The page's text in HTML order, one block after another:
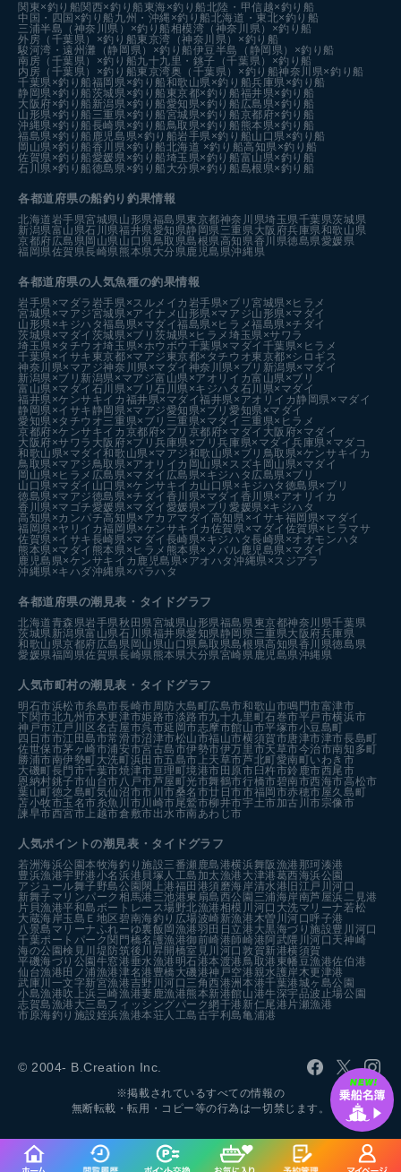
関東×釣り船関西×釣り船 東海×釣り船北陸・甲信越×釣り船
中国・四国×釣り船 九州・沖縄×釣り船北海道・東北×釣り船
三浦半島（神奈川県）×釣り船相模湾（神奈川県）×釣り船
外房（千葉県）×釣り船東京湾（神奈川県）×釣り船
駿河湾・遠州灘（静岡県）×釣り船伊豆半島（静岡県）×釣り船
南房（千葉県）×釣り船九十九里・銚子（千葉県）×釣り船
内房（千葉県）×釣り船東京湾奥（千葉県）×釣り船神奈川県×釣り船
千葉県×釣り船福岡県×釣り船和歌山県×釣り船兵庫県×釣り船
静岡県×釣り船茨城県×釣り船 東京都×釣り船福井県×釣り船
大阪府×釣り船 新潟県×釣り船愛知県×釣り船 広島県×釣り船
山形県×釣り船 三重県×釣り船宮城県×釣り船京都府×釣り船
沖縄県×釣り船長崎県×釣り船鳥取県×釣り船 熊本県×釣り船
福島県×釣り船 鹿児島県×釣り船岩手県×釣り船山口県×釣り船
岡山県×釣り船香川県×釣り船北海道 ×釣り船高知県×釣り船
佐賀県×釣り船愛媛県×釣り船埼玉県×釣り船富山県×釣り船
石川県×釣り船徳島県×釣り船 大分県×釣り船島根県×釣り船
各都道府県の船釣り釣果情報
北海道岩手県宮城県山形県福島県東京都神奈川県埼玉県千葉県茨城県
新潟県富山県石川県福井県愛知県静岡県三重県大阪府兵庫県和歌山県
京都府広島県岡山県山口県鳥取県島根県高知県香川県徳島県愛媛県
福岡県佐賀県長崎県熊本県大分県鹿児島県沖縄県
各都道府県の人気魚種の釣果情報
岩手県×マダラ 岩手県×スルメイカ 岩手県×ブリ宮城県×ヒラメ
宮城県×マアジ宮城県×アイナメ 山形県×マアジ山形県×マダイ
山形県×キジハタ福島県×マダイ福島県×ヒラメ福島県×チダイ
茨城県×マダイ 茨城県×ブリ茨城県×ヒラメ埼玉県×サワラ
埼玉県×タチウオ埼玉県×ホウボウ 千葉県×マダイ 千葉県×ヒラメ
千葉県×イサキ 東京都×マアジ 東京都×タチウオ東京都×シロギス
神奈川県×マアジ神奈川県×マダイ 神奈川県×ブリ 新潟県×マダイ
新潟県×ブリ 新潟県×マアジ富山県×アオリイカ富山県×ブリ
富山県×マダイ 石川県×ブリ石川県×キジハタ 石川県×マダイ
福井県×ケンサキイカ 福井県×マダイ福井県×アオリイカ 静岡県×マダイ
静岡県×イサキ 静岡県×マアジ愛知県×ブリ愛知県×マダイ
愛知県×タチウオ三重県×ブリ 三重県×マダイ 三重県×ヒラメ
京都府×ケンサキイカ 京都府×ブリ 京都府×マダイ 大阪府×マダイ
大阪府×サワラ 大阪府×ブリ兵庫県×ブリ兵庫県×マダイ兵庫県×マダコ
和歌山県×マダイ和歌山県×マアジ和歌山県×ブリ 鳥取県×ケンサキイカ
鳥取県×マアジ鳥取県×アオリイカ 岡山県×スズキ 岡山県×マダイ
岡山県×ヒラメ 広島県×マダイ 広島県×キジハタ 広島県×ブリ
山口県×マダイ 山口県×ケンサキイカ 山口県×キジハタ 徳島県×ブリ
徳島県×マアジ徳島県×チダイ 香川県×マダイ 香川県×アオリイカ
香川県×マゴチ愛媛県×マダイ 愛媛県×ブリ愛媛県×キジハタ
高知県×カンパチ高知県×アカアマダイ 高知県×イサキ福岡県×マダイ
福岡県×ヤリイカ福岡県×ケンサキイカ 佐賀県×マダイ 佐賀県×ヒラマサ
佐賀県×イサキ長崎県×マダイ 長崎県×キジハタ長崎県×オオモンハタ
熊本県×マダイ 熊本県×ヒラメ 熊本県×メバル鹿児島県×マダイ
鹿児島県×ケンサキイカ 鹿児島県×アオハタ沖縄県×スジアラ
沖縄県×キハダ沖縄県×バラハタ
各都道府県の潮見表 ・タイドグラフ
北海道青森県岩手県秋田県宮城県山形県福島県東京都神奈川県千葉県
茨城県新潟県富山県石川県福井県愛知県静岡県三重県大阪府兵庫県
和歌山県京都府広島県 岡山県山口県鳥取県島根県高知県香川県徳島県
愛媛県福岡県佐賀県長崎県熊本県大分県宮崎県鹿児島県沖縄県
人気市町村の潮見表・タイドグラフ
明石市浜松市糸島市長崎市周防大島町広島市和歌山市鳴門市富津市
下関市北九州市木更津市姫路市淡路市九十九里町石巻市平戸市横浜市
神戸市江戸川区 名古屋市呉市延岡市志摩市館山市平塚市小豆島町
四日市市江田島市常滑市沼津市松山市福山市横須賀市唐津市津市長島町
佐世保市茅ヶ崎市浦安市宮古島市伊勢市伊万里市天草市今治市南知多町
勝浦市南伊勢町大洗町浜田市五島市 上天草市芦北町愛南町いわき市
大磯町長門市千葉市焼津市亘理町境港市 田原市 臼杵市鈴鹿市西尾市
恩納村銚子市仙台市八戸市芦屋町光市舞鶴市行橋市碧南市西海市高松市
葉山町徳之島町気仙沼市市川市桑名市廿日市市福岡市赤穂市屋久島町
苫小牧市玉名市糸魚川市川崎市尾鷲市柳井市宇土市加古川市宗像市
諫早市西宮市 上越市倉敷市出水市南あわじ市
人気ポイントの潮見表・タイドグラフ
若洲海浜公園本牧海釣り施設三番瀬 鹿島港横浜舞阪漁港 那珂湊港
豊浜漁港宇野港小名浜港 貝塚人工島 加太漁港 大津港葛西海浜公園
アジュール舞子野島公園 閖上港福田港須磨海岸清水港 旧江戸川河口
新舞子マリンパーク 相馬港 三池港東扇島西公園 三浦海岸南芦屋浜二見港
片貝漁港平和島ボートレース場野北漁港相模川河口 大洗マリーナ若松
大蔵海岸玉島Ｅ地区 碧南海釣り広場波崎新漁港木曽川河口 呼子港
八景島マリーナふれーゆ裏飯岡漁港羽田 日立港 大黒海づり施設豊川河口
千葉ポートパーク 関門橋名護漁港御前崎港師崎港 阿武隈川河口 天神崎
海の公園検見川堤防筑後川昇開橋室見川河口敦賀新港横須賀
平磯海づり公園 牛窓港垂水漁港 明石港本渡港鳥取港 東幡豆漁港佐伯港
仙台漁港 田ノ浦漁港津名港 豊橋 大磯港神戸空港親水護岸木更津港
武庫川一文字新宮漁港吉野川河口 三角西港洲本港千葉港城ヶ島公園
小島漁港吹上浜三崎漁港妻鹿漁港熊本新港館山港牛深宇品波止場公園
志賀島漁港 大三島フィッシングパーク網干港 新仁尾港 片瀬漁港
市原海釣り施設姪浜漁港本荘人工島古宇利島亀浦港
© 2004- B.Creation Inc.
※掲載されているすべての情報の
無断転載・転用・コピー等の行為は一切禁じます。